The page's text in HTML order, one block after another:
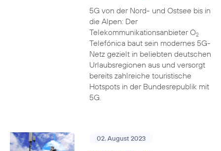
5G von der Nord- und Ostsee bis in
die Alpen: Der
Telekommunikationsanbieter O2
Telefónica baut sein modernes 5G-
Netz gezielt in beliebten deutschen
Urlaubsregionen aus und versorgt
bereits zahlreiche touristische
Hotspots in der Bundesrepublik mit
5G.
02. August 2023